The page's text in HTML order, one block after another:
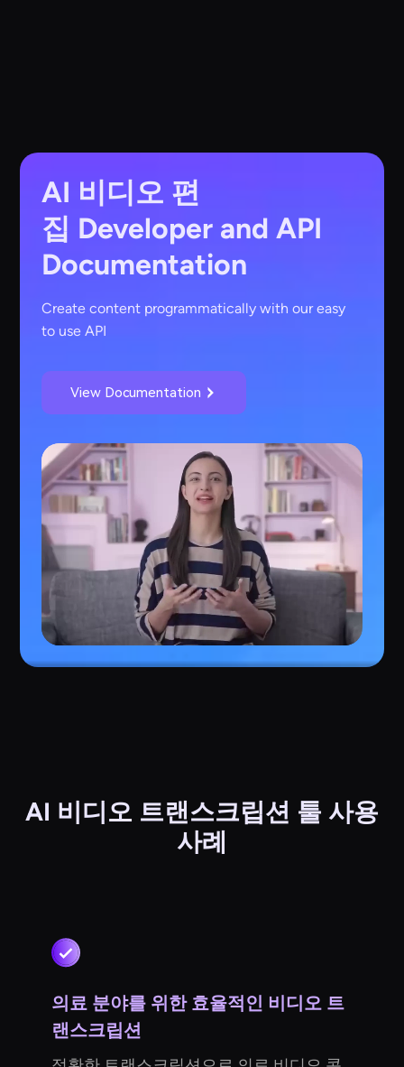
AI 비디오 편
집 Developer and API
Documentation
Create content programmatically with our easy
to use API
View Documentation
AI 비디오 트랜스크립션 툴 사용
사례
의료 분야를 위한 효율적인 비디오 트
랜스크립션